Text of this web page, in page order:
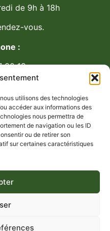
utilisons des technologies
accéder aux informations des
nous permettra de
de navigation ou les ID
ou de retirer son
sur certaines caractéristiques
de 9h à 18h
vous.
:
30 13